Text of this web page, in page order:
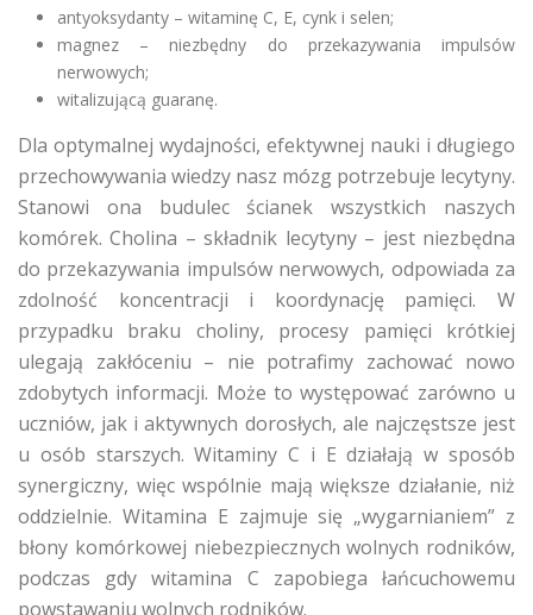
antyoksydanty – witaminę C, E, cynk i selen;
magnez – niezbędny do przekazywania impulsów
nerwowych;
witalizującą guaranę.
Dla optymalnej wydajności, efektywnej nauki i długiego
przechowywania wiedzy nasz mózg potrzebuje lecytyny.
Stanowi ona budulec ścianek wszystkich naszych
komórek. Cholina – składnik lecytyny – jest niezbędna
do przekazywania impulsów nerwowych, odpowiada za
zdolność koncentracji i koordynację pamięci. W
przypadku braku choliny, procesy pamięci krótkiej
ulegają zakłóceniu – nie potrafimy zachować nowo
zdobytych informacji. Może to występować zarówno u
uczniów, jak i aktywnych dorosłych, ale najczęstsze jest
u osób starszych. Witaminy C i E działają w sposób
synergiczny, więc wspólnie mają większe działanie, niż
oddzielnie. Witamina E zajmuje się „wygarnianiem” z
błony komórkowej niebezpiecznych wolnych rodników,
podczas gdy witamina C zapobiega łańcuchowemu
powstawaniu wolnych rodników.